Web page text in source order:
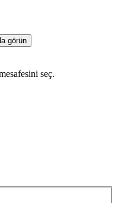
görün
seç.